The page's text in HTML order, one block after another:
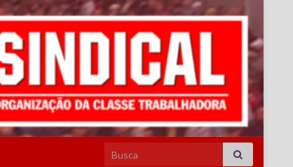
Search for: